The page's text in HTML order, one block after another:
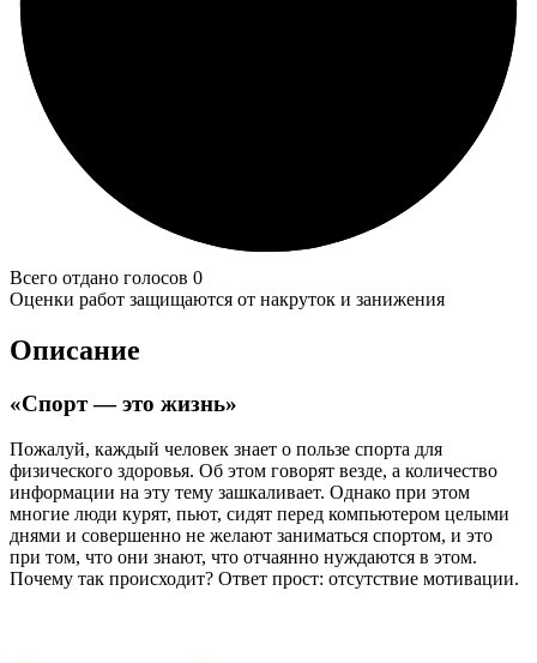
Всего отдано голосов 0
Оценки работ защищаются от накруток и занижения
Описание
«Спорт — это жизнь»
Пожалуй, каждый человек знает о пользе спорта для
физического здоровья. Об этом говорят везде, а количество
информации на эту тему зашкаливает. Однако при этом
многие люди курят, пьют, сидят перед компьютером целыми
днями и совершенно не желают заниматься спортом, и это
при том, что они знают, что отчаянно нуждаются в этом.
Почему так происходит? Ответ прост: отсутствие мотивации.